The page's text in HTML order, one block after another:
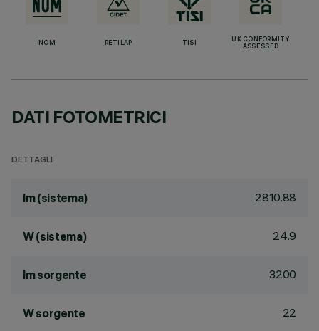
NOM RETILAP TISI
UK CONFORMITY
ASSESSED
DATI FOTOMETRICI
DETTAGLI
lm (sistema) 2810.88
W (sistema) 24.9
lm sorgente 3200
W sorgente 22